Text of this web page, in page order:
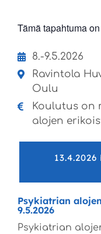
Tämä tapahtuma
8.-9.5.2026
Ravintola
Oulu
Koulutus on
alojen
13.4.2026
Psykiatrian
9.5.2026
Psykiatrian